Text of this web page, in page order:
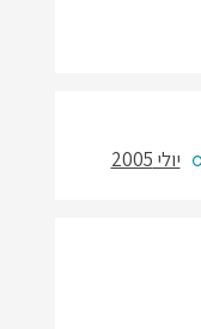
יולי 2005